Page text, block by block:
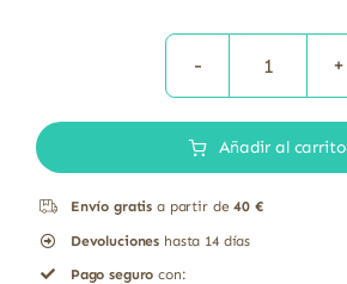
Ortosifón
de
Añadir al carrito
Envío gratis a partir de40 €
Devoluciones hasta 14 días
Pago seguro con: